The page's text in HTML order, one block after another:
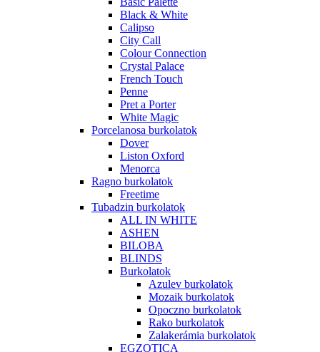
Black & White
Calipso
City Call
Colour Connection
Crystal Palace
French Touch
Penne
Pret a Porter
White Magic
Porcelanosa burkolatok
Dover
Liston Oxford
Menorca
Ragno burkolatok
Freetime
Tubadzin burkolatok
ALL IN WHITE
ASHEN
BILOBA
BLINDS
Burkolatok
Azulev burkolatok
Mozaik burkolatok
Opoczno burkolatok
Rako burkolatok
Zalakerámia burkolatok
EGZOTICA